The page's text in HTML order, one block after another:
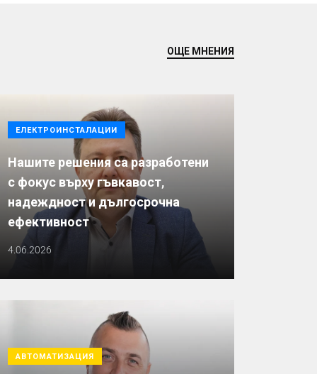
ОЩЕ МНЕНИЯ
ЕЛЕКТРОИНСТАЛАЦИИ
Нашите решения са разработени
с фокус върху гъвкавост,
надеждност и дългосрочна
ефективност
4.06.2026
АВТОМАТИЗАЦИЯ